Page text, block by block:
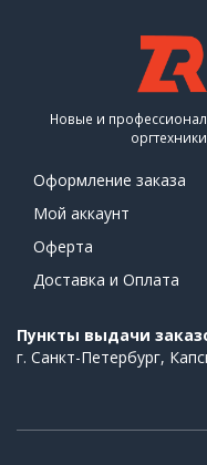
Новые и
Оформление заказа
Мой аккаунт
Оферта
Доставка и Оплата
Пункты выдачи
г. Санкт-Петербург,